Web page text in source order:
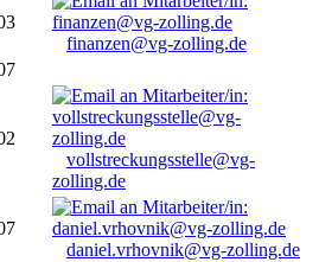
finanzen@vg-zolling.de
vollstreckungsstelle@vg-
zolling.de
daniel.vrhovnik@vg-zolling.de